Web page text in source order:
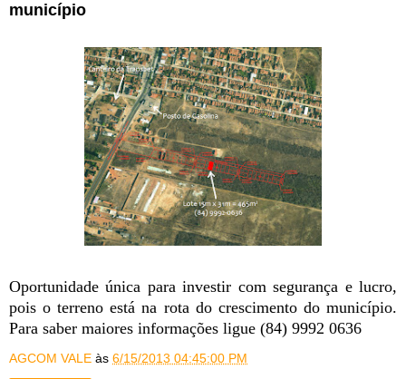
município
Oportunidade única para investir com segurança e lucro,
pois o terreno está na rota do crescimento do município.
Para saber maiores informações ligue (84) 9992 0636
AGCOM VALE às 6/15/2013 04:45:00 PM